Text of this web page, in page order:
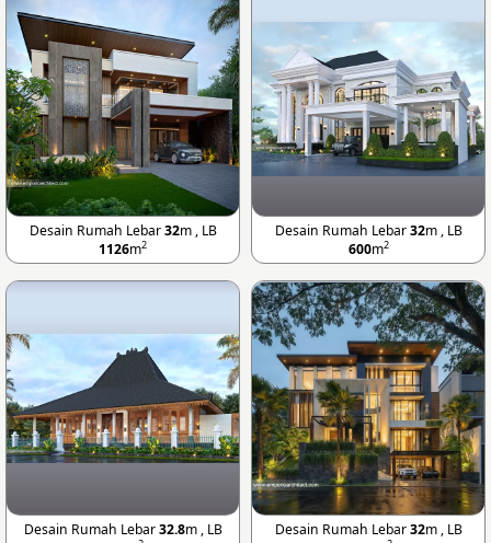
Desain Rumah Lebar32m , LB
1126m2
Desain Rumah Lebar32m , LB
600m2
Desain Rumah Lebar32.8m , LB
Desain Rumah Lebar32m , LB